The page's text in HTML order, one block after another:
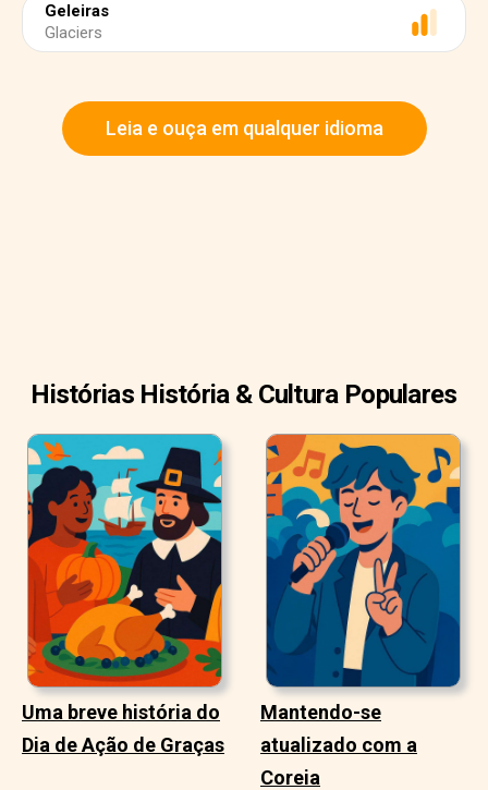
Geleiras
Glaciers
Leia e ouça em qualquer idioma
Histórias História & Cultura Populares
Uma breve história do
Dia de Ação de Graças
Mantendo-se
atualizado com a
Coreia